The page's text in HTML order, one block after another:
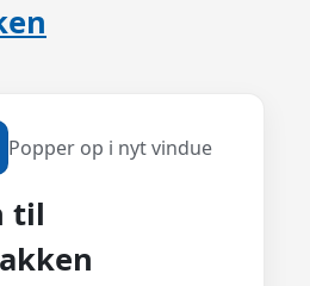
Popper op i nyt vindue
til